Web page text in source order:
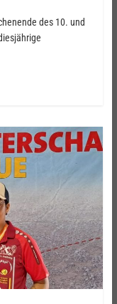
des 10. und